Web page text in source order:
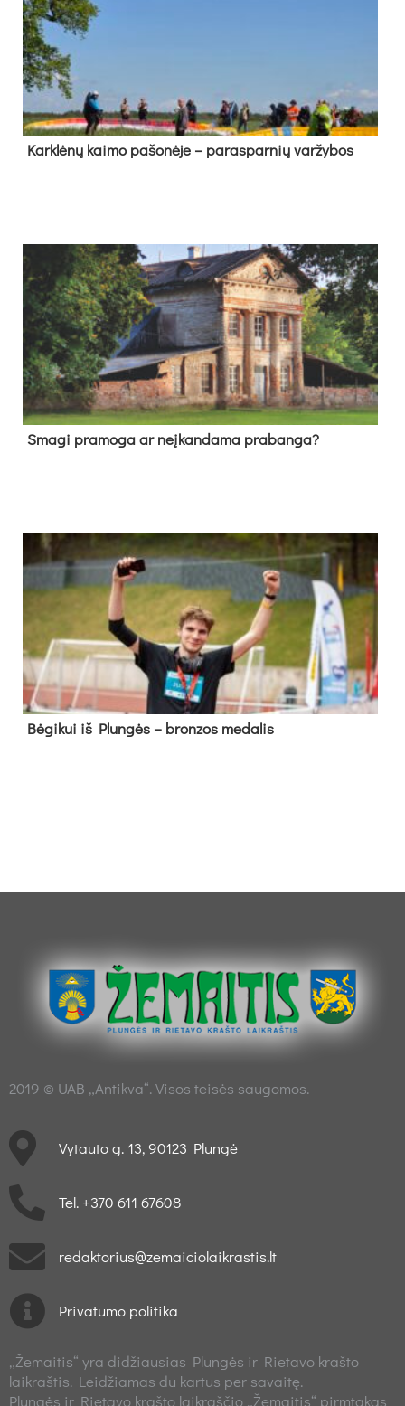
Kark­lė­nų kai­mo pa­šo­nė­je – pa­ras­par­nių var­žy­bos
Sma­gi pra­mo­ga ar neį­kan­da­ma pra­ban­ga?
Bė­gi­kui iš Plun­gės – bron­zos me­da­lis
2019 © UAB „Antikva“. Visos teisės saugomos.
Vytauto g. 13, 90123 Plungė
Tel. +370 611 67608
redaktorius@zemaiciolaikrastis.lt
Privatumo politika
„Žemaitis“ yra didžiausias Plungės ir Rietavo krašto
laikraštis. Leidžiamas du kartus per savaitę.
Plungės ir Rietavo krašto laikraščio „Žemaitis“ pirmtakas